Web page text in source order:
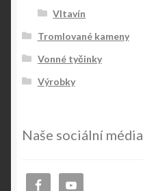
Vltavín
Tromlované kameny
Vonné tyčinky
Výrobky
Naše sociální média